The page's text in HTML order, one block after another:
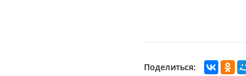
Поделиться: